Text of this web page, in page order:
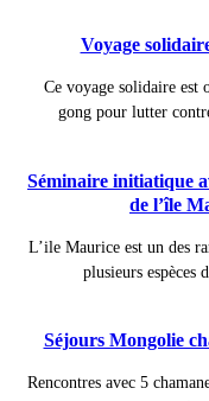
Voyage
Ce voyage solidaire est
gong pour lutter
Séminaire initiatique
de l’île
L’ile Maurice est un des
plusieurs espèces
Séjours Mongolie
Rencontres avec 5